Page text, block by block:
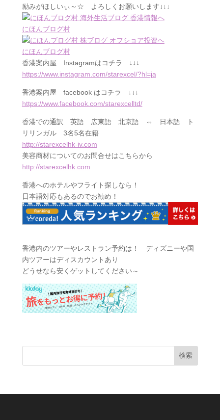
励みがほしいぃ～☆ よろしくお願いします↓↓↓
にほんブログ村
にほんブログ村
香港案内屋 Instagramはコチラ ↓↓↓
https://www.instagram.com/starexcel/?hl=ja
香港案内屋 facebookはコチラ ↓↓↓
https://www.facebook.com/starexcelltd/
香港での通訳 英語 広東語 北京語 ⇔ 日本語 ト
リリンガル 3名5名在籍
http://starexcelhk-iv.com
美容商材についてのお問合せはこちらから
http://starexcelhk.com
香港へのホテルやフライト探しなら！
日本語対応もあるのでお勧め！
香港内のツアーやレストラン予約は！ ディズニーや国
内ツアーはディスカウントあり
どうせなら安くゲットしてください～
検索